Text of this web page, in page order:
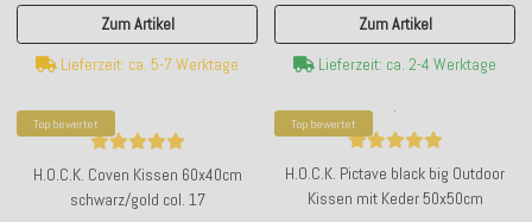
Zum Artikel
Lieferzeit: ca. 5-7 Werktage
Zum Artikel
Lieferzeit: ca. 2-4 Werktage
Top bewertet
H.O.C.K. Coven Kissen 60x40cm
schwarz/gold col. 17
Top bewertet
H.O.C.K. Pictave black big Outdoor
Kissen mit Keder 50x50cm